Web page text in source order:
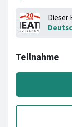
Dieser